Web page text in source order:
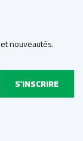
nouveautés.
S'INSCRIRE